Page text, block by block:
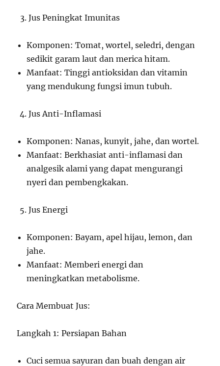
Jus Peningkat Imunitas
Komponen: Tomat, wortel, seledri, dengan
sedikit garam laut dan merica hitam.
Manfaat: Tinggi antioksidan dan vitamin
yang mendukung fungsi imun tubuh.
Jus Anti-Inflamasi
Komponen: Nanas, kunyit, jahe, dan wortel.
Manfaat: Berkhasiat anti-inflamasi dan
analgesik alami yang dapat mengurangi
nyeri dan pembengkakan.
Jus Energi
Komponen: Bayam, apel hijau, lemon, dan
jahe.
Manfaat: Memberi energi dan
meningkatkan metabolisme.
Cara Membuat Jus:
Langkah 1: Persiapan Bahan
Cuci semua sayuran dan buah dengan air